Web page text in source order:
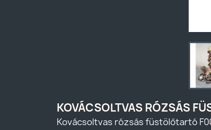
KOVÁCSOLTVAS RÓZSÁS
Kovácsoltvas rózsás füstölőtartó